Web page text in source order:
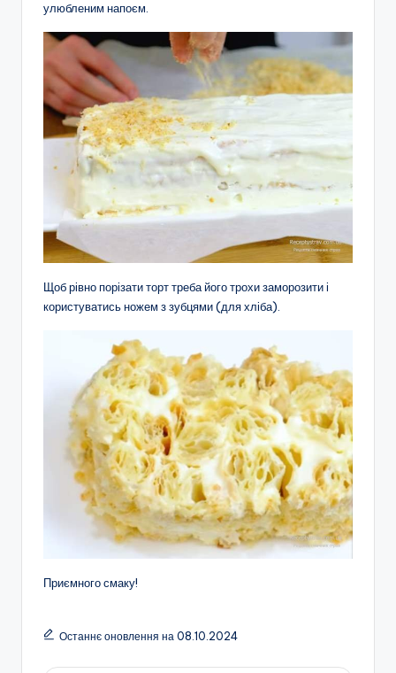
улюбленим напоєм.
Щоб рівно порізати торт треба його трохи заморозити і
користуватись ножем з зубцями (для хліба).
Приємного смаку!
Останнє оновлення на 08.10.2024